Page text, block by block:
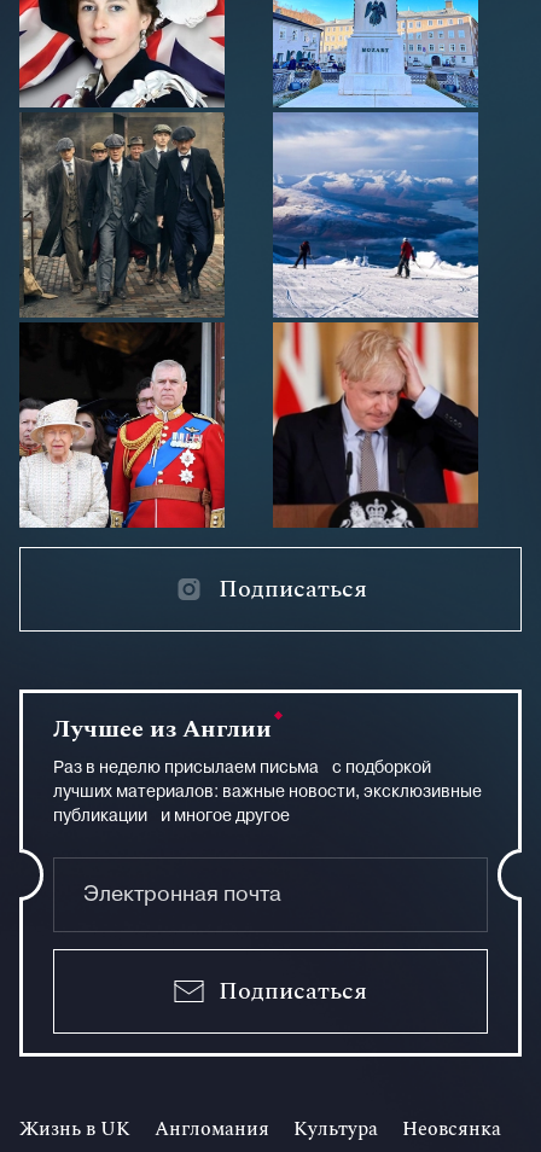
Подписаться
Лучшее из Англии
Раз в неделю присылаем письма с подборкой
лучших материалов: важные новости, эксклюзивные
публикации и многое другое
Подписаться
Жизнь в UK Англомания Культура Неовсянка